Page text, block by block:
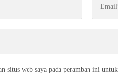
situs web saya pada peramban ini